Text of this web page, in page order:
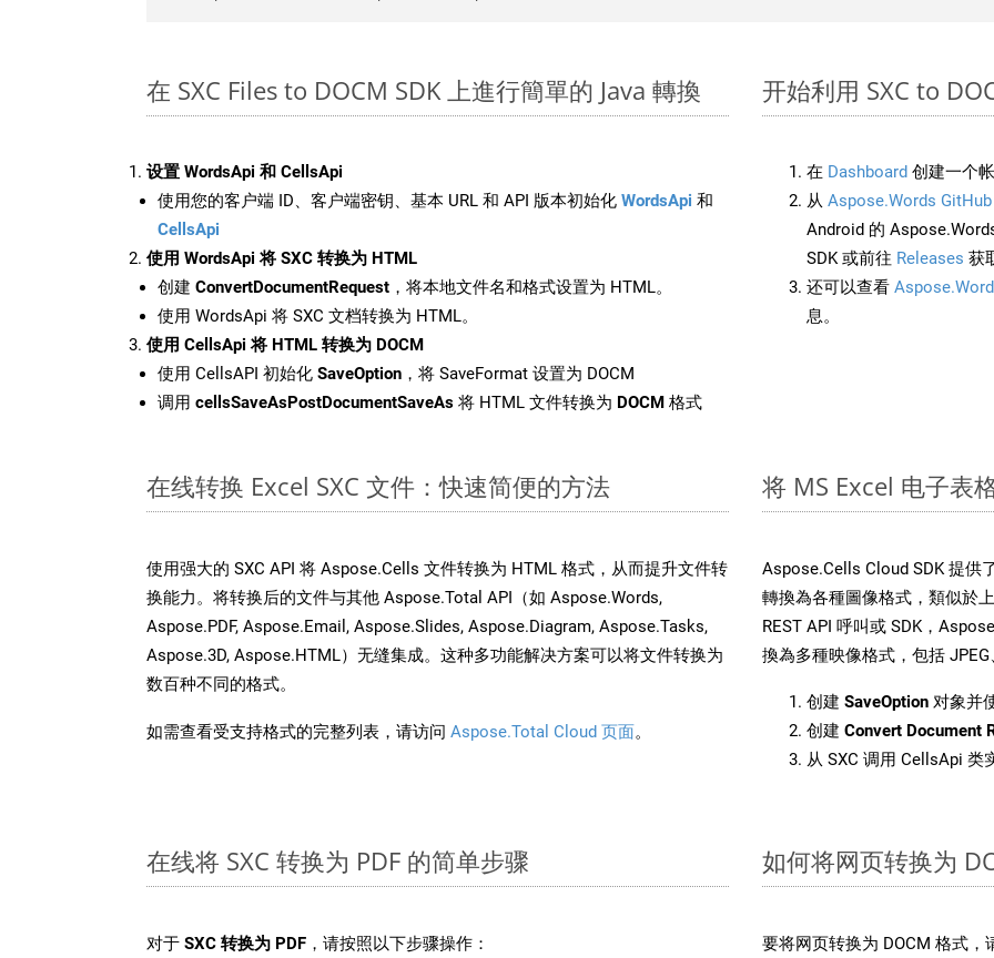
在 SXC Files to DOCM SDK 上進行簡單的 Java 轉換
设置 WordsApi 和 CellsApi
使用您的客户端 ID、客户端密钥、基本 URL 和 API 版本初始化 WordsApi 和
CellsApi
使用 WordsApi 将 SXC 转换为 HTML
创建 ConvertDocumentRequest ，将本地文件名和格式设置为 HTML。
使用 WordsApi 将 SXC 文档转换为 HTML。
使用 CellsApi 将 HTML 转换为 DOCM
使用 CellsAPI 初始化 SaveOption ，将 SaveFormat 设置为 DOCM
调用 cellsSaveAsPostDocumentSaveAs 将 HTML 文件转换为 DOCM 格式
开始利用 SXC to
在 Dashboard 创建一个
从 Aspose.Words GitHub
Android 的
SDK 或前往 Releases 获
还可以查看
息。
在线转换 Excel SXC 文件：快速简便的方法
使用强大的 SXC API 将 Aspose.Cells 文件转换为 HTML 格式，从而提升文件转
换能力。将转换后的文件与其他 Aspose.Total API（如 Aspose.Words,
Aspose.PDF, Aspose.Email, Aspose.Slides, Aspose.Diagram, Aspose.Tasks,
Aspose.3D, Aspose.HTML）无缝集成。这种多功能解决方案可以将文件转换为
数百种不同的格式。
如需查看受支持格式的完整列表，请访问 Aspose.Total Cloud 页面。
将 MS Excel 电子表
Aspose.Cells Cloud SDK 提供
轉換為各種圖像格式，類似於
REST API 呼叫或 SDK，
換為多種映像格式，包括 JPEG
创建 SaveOption 对象并
创建 Convert Document
从 SXC 调用 CellsApi 类
在线将 SXC 转换为 PDF 的简单步骤
对于 SXC 转换为 PDF ，请按照以下步骤操作：
如何将网页转换为
要将网页转换为 DOCM 格式，